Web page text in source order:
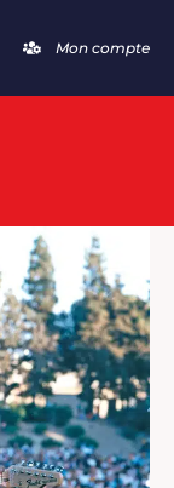
Mon compte